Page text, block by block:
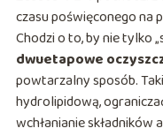
czasu poświęconego na
Chodzi o to, by nie tylko
dwuetapowe
powtarzalny sposób.
hydrolipidową,
wchłanianie składników